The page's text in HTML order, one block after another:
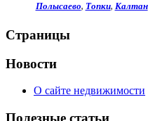
Полысаево, Топки, Калтан
Страницы
Новости
О сайте недвижимости
Полезные статьи